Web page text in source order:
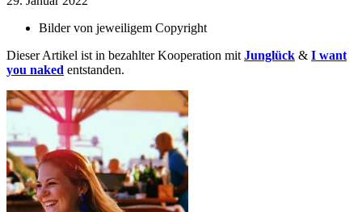
Bilder von jeweiligem Copyright
Dieser Artikel ist in bezahlter Kooperation mit Junglück & I want
you naked entstanden.